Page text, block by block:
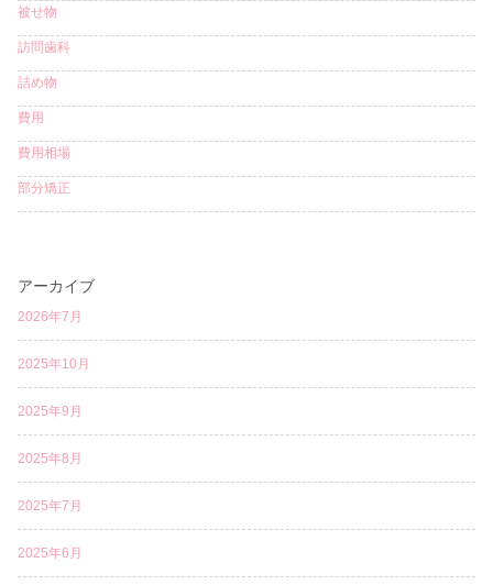
被せ物
訪問歯科
詰め物
費用
費用相場
部分矯正
アーカイブ
2026年7月
2025年10月
2025年9月
2025年8月
2025年7月
2025年6月